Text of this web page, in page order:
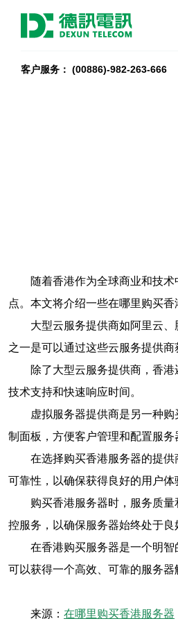
客户服务： (00886)-982-263-666
随着香港作为全球商业和技
点。本文将介绍一些在哪里购买
大型云服务提供商如阿里云
之一是可以通过这些云服务提供
除了大型云服务提供商，香
技术支持和快速响应时间。
虚拟服务器提供商是另一种
制面板，方便客户管理和配置服务
在选择购买香港服务器的提
可靠性，以确保获得良好的用户体
购买香港服务器时，服务质
控服务，以确保服务器始终处于良
在香港购买服务器是一个明
可以获得一个高效、可靠的服务器
来源： 在哪里购买香港服务器